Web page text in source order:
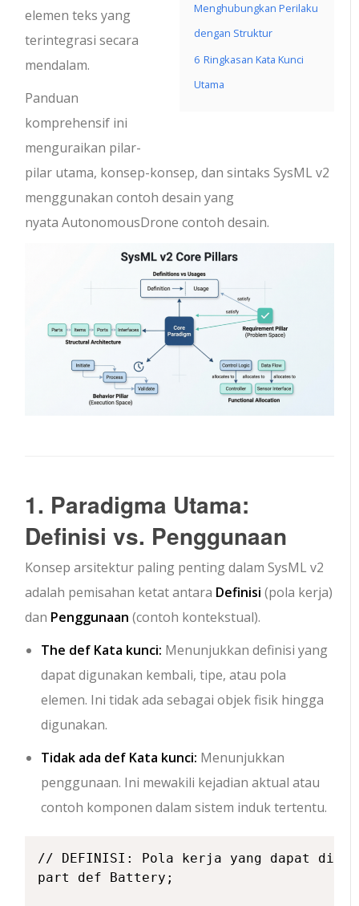
Menghubungkan Perilaku
dengan Struktur
6 Ringkasan Kata Kunci
Utama
elemen teks yang
terintegrasi secara
mendalam.
Panduan
komprehensif ini
menguraikan pilar-
pilar utama, konsep-konsep, dan sintaks SysML v2
menggunakan contoh desain yang
nyataAutonomousDrone contoh desain.
1. Paradigma Utama:
Definisi vs. Penggunaan
Konsep arsitektur paling penting dalam SysML v2
adalah pemisahan ketat antara Definisi (pola kerja)
dan Penggunaan (contoh kontekstual).
The def Kata kunci: Menunjukkan definisi yang
dapat digunakan kembali, tipe, atau pola
elemen. Ini tidak ada sebagai objek fisik hingga
digunakan.
Tidak ada def Kata kunci: Menunjukkan
penggunaan. Ini mewakili kejadian aktual atau
contoh komponen dalam sistem induk tertentu.
// DEFINISI: Pola kerja yang dapat
part def Battery;